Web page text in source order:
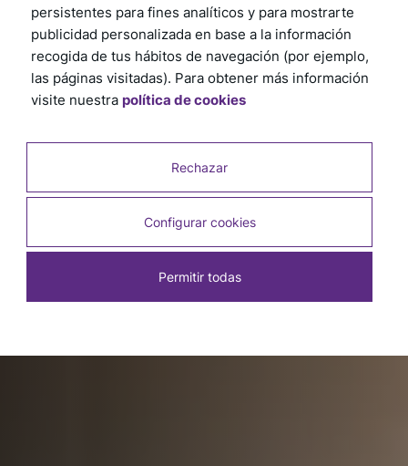
persistentes para fines analíticos y para mostrarte
publicidad personalizada en base a la información
recogida de tus hábitos de navegación (por ejemplo,
las páginas visitadas). Para obtener más información
visite nuestra política de cookies
Rechazar
Configurar cookies
Permitir todas